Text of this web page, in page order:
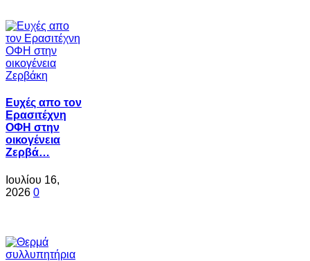
Ευχές απο τον
Ερασιτέχνη
ΟΦΗ στην
οικογένεια
Ζερβά…
Ιουλίου 16,
2026 0